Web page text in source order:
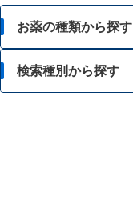
お薬の種類から探す
かぜ薬
検索種別から探す